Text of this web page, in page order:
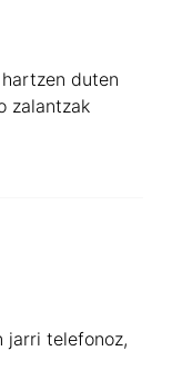
duten
zalantzak
jarri telefonoz,